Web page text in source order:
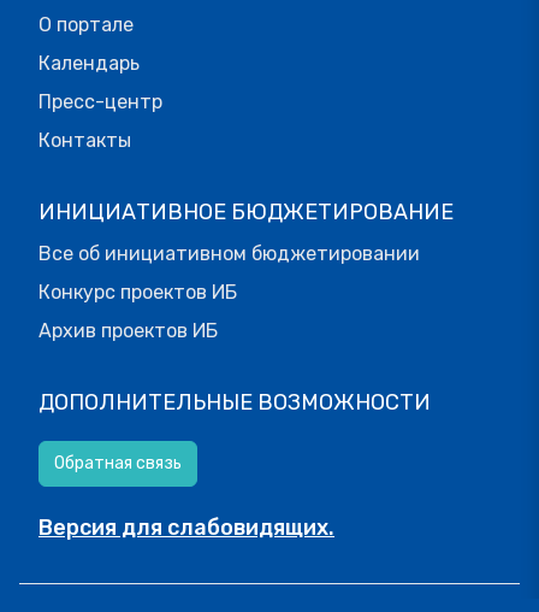
О портале
Календарь
Пресс-центр
Контакты
ИНИЦИАТИВНОЕ БЮДЖЕТИРОВАНИЕ
Все об инициативном бюджетировании
Конкурс проектов ИБ
Архив проектов ИБ
ДОПОЛНИТЕЛЬНЫЕ ВОЗМОЖНОСТИ
Обратная связь
Версия для слабовидящих.